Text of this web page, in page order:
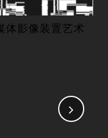
影像装置艺术